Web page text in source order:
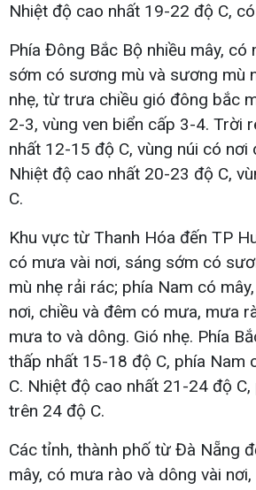
Nhiệt độ cao nhất 19-22 độ C,
Phía Đông Bắc Bộ nhiều mây, có
sớm có sương mù và sương mù
nhẹ, từ trưa chiều gió đông bắc
2-3, vùng ven biển cấp 3-4. Trời
nhất 12-15 độ C, vùng núi có nơi
Nhiệt độ cao nhất 20-23 độ C,
C.
Khu vực từ Thanh Hóa đến TP
có mưa vài nơi, sáng sớm có
mù nhẹ rải rác; phía Nam có
nơi, chiều và đêm có mưa, mưa
mưa to và dông. Gió nhẹ. Phía
thấp nhất 15-18 độ C, phía Nam
C. Nhiệt độ cao nhất 21-24 độ
trên 24 độ C.
Các tỉnh, thành phố từ Đà Nẵng
mây, có mưa rào và dông vài